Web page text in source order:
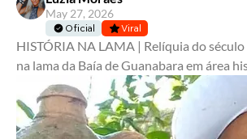
May 27, 2026
Oficial Viral
HISTÓRIA NA LAMA | Relíquia do
na lama da Baía de Guanabara em área